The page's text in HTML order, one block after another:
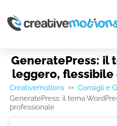
GeneratePress: il
leggero,
Creativemotions >> Consigli e
GeneratePress: il tema
professionale